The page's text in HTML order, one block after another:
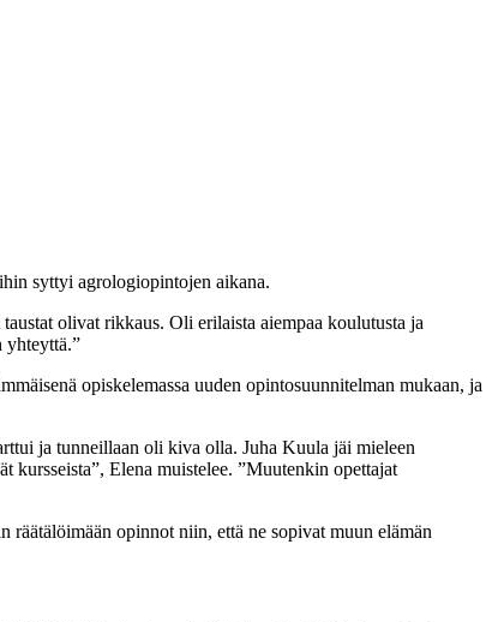
syttyi agrologiopintojen aikana.
olivat rikkaus. Oli erilaista aiempaa koulutusta ja
yhteyttä.”
opiskelemassa uuden opintosuunnitelman mukaan, ja
ja tunneillaan oli kiva olla. Juha Kuula jäi mieleen
Elena muistelee. ”Muutenkin opettajat
opinnot niin, että ne sopivat muun elämän